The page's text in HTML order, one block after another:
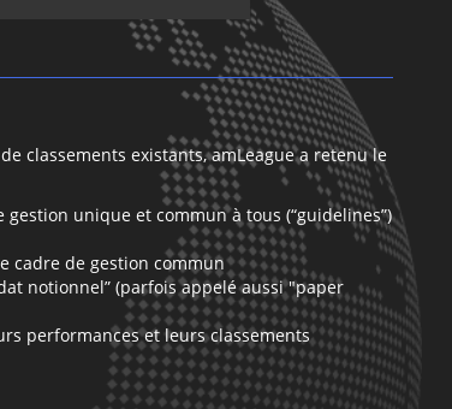
classements existants, amLeague a retenu le
unique et commun à tous (“guidelines”)
cadre de gestion commun
notionnel” (parfois appelé aussi "paper
performances et leurs classements